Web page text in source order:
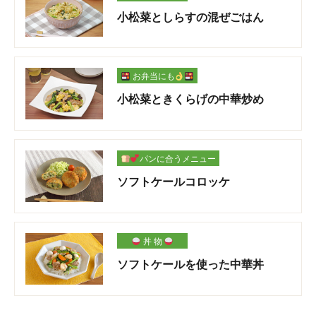
小松菜としらすの混ぜごはん
お弁当にも
小松菜ときくらげの中華炒め
パンに合うメニュー
ソフトケールコロッケ
丼 物
ソフトケールを使った中華丼